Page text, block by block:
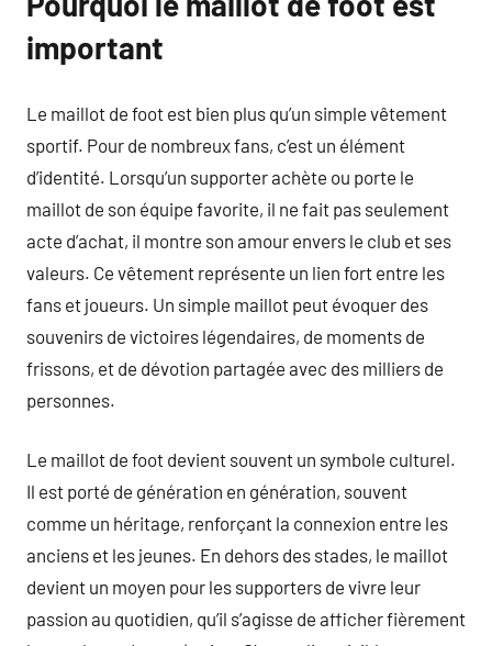
important
Le maillot de foot est bien plus qu’un simple vêtement
sportif. Pour de nombreux fans, c’est un élément
d’identité. Lorsqu’un supporter achète ou porte le
maillot de son équipe favorite, il ne fait pas seulement
acte d’achat, il montre son amour envers le club et ses
valeurs. Ce vêtement représente un lien fort entre les
fans et joueurs. Un simple maillot peut évoquer des
souvenirs de victoires légendaires, de moments de
frissons, et de dévotion partagée avec des milliers de
personnes.
Le maillot de foot devient souvent un symbole culturel.
Il est porté de génération en génération, souvent
comme un héritage, renforçant la connexion entre les
anciens et les jeunes. En dehors des stades, le maillot
devient un moyen pour les supporters de vivre leur
passion au quotidien, qu’il s’agisse de afficher fièrement